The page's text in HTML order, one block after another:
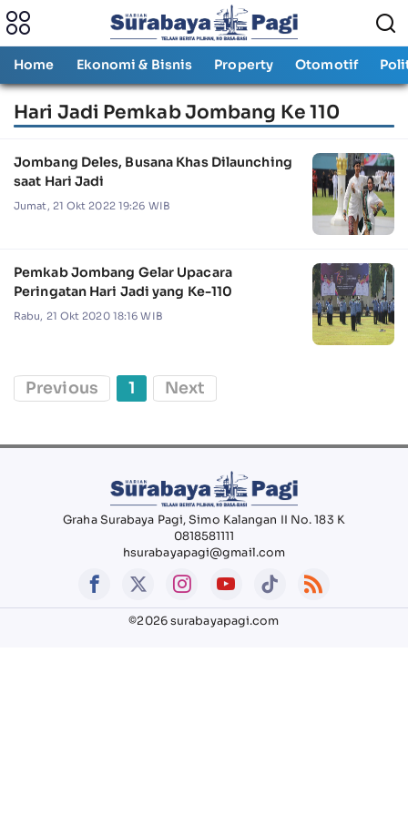
Home Ekonomi & Bisnis Property Otomotif
Hari Jadi Pemkab Jombang Ke 110
Jombang Deles, Busana Khas Dilaunching
saat Hari Jadi
Jumat, 21 Okt 2022 19:26 WIB
Pemkab Jombang Gelar Upacara
Peringatan Hari Jadi yang Ke-110
Rabu, 21 Okt 2020 18:16 WIB
Previous 1 Next
Graha Surabaya Pagi, Simo Kalangan II No. 183 K
0818581111
hsurabayapagi@gmail.com
©2026 surabayapagi.com